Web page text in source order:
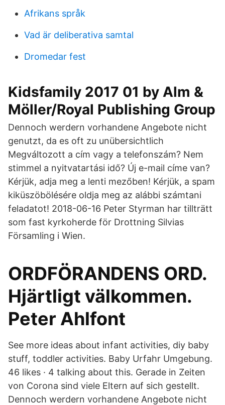
Afrikans språk
Vad är deliberativa samtal
Dromedar fest
Kidsfamily 2017 01 by Alm &
Möller/Royal Publishing Group
Dennoch werdern vorhandene Angebote nicht
genutzt, da es oft zu unübersichtlich
Megváltozott a cím vagy a telefonszám? Nem
stimmel a nyitvatartási idő? Új e-mail címe van?
Kérjük, adja meg a lenti mezőben! Kérjük, a spam
kiküszöbölésére oldja meg az alábbi számtani
feladatot! 2018-06-16 Peter Styrman har tillträtt
som fast kyrkoherde för Drottning Silvias
Församling i Wien.
ORDFÖRANDENS ORD.
Hjärtligt välkommen.
Peter Ahlfont
See more ideas about infant activities, diy baby
stuff, toddler activities. Baby Urfahr Umgebung.
46 likes · 4 talking about this. Gerade in Zeiten
von Corona sind viele Eltern auf sich gestellt.
Dennoch werdern vorhandene Angebote nicht